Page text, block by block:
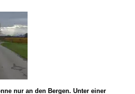
nur an den Bergen. Unter einer